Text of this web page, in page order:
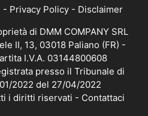
- Privacy Policy - Disclaimer
di DMM COMPANY SRL
II, 13, 03018 Paliano (FR) -
I.V.A. 03144800608
presso il Tribunale di
2022 del 27/04/2022
i diritti riservati - Contattaci